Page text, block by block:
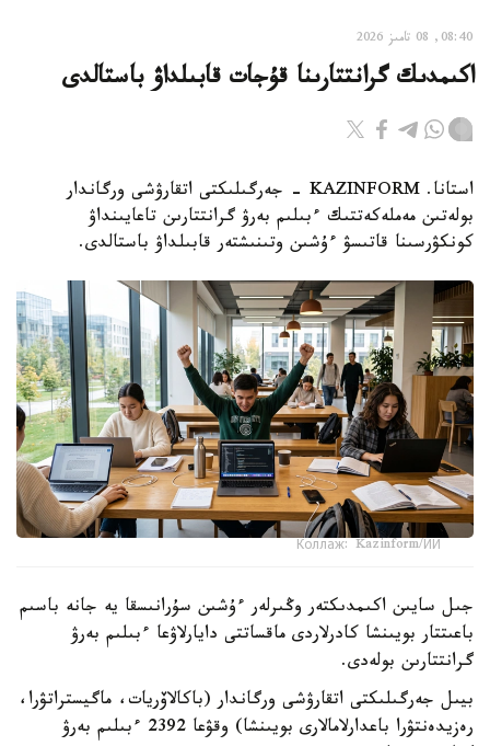
08:40, 08 تامىز 2026
اكىمدىك گرانتتارىنا قۇجات قابىلداۋ باستالدى
استانا. KAZINFORM - جەرگىلىكتى اتقارۋشى ورگاندار
بولەتىن مەملەكەتتىك ءبىلىم بەرۋ گرانتتارىن تاعايىنداۋ
كونكۋرسىنا قاتىسۋ ءۇشىن وتىنىشتەر قابىلداۋ باستالدى.
Коллаж: Kazinform/ИИ
جىل سايىن اكىمدىكتەر وڭىرلەر ءۇشىن سۇرانىسقا يە جانە باسىم
باعىتتار بويىنشا كادرلاردى ماقساتتى دايارلاۋعا ءبىلىم بەرۋ
گرانتتارىن بولەدى.
بيىل جەرگىلىكتى اتقارۋشى ورگاندار (باكالاۆريات، ماگيستراتۋرا،
رەزيدەنتۋرا باعدارلامالارى بويىنشا) وقۋعا 2392 ءبىلىم بەرۋ